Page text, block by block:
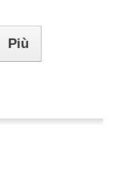
Più